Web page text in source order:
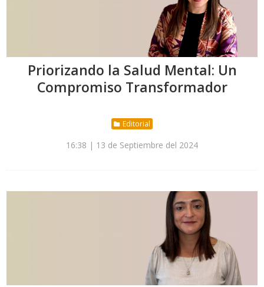
Priorizando la Salud Mental: Un
Compromiso Transformador
Editorial
16:38 | 13 de Septiembre del 2024